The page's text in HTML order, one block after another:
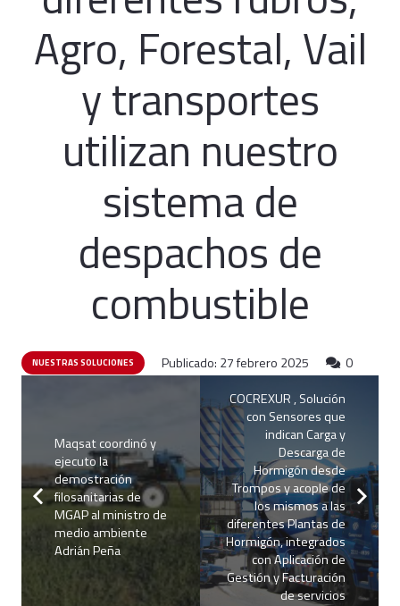
Agro, Forestal, Vail
y transportes
utilizan nuestro
sistema de
despachos de
combustible
NUESTRAS SOLUCIONES Publicado: 27 febrero 2025 0
Maqsat coordinó y
ejecuto la
demostración
filosanitarias de
MGAP al ministro de
medio ambiente
Adrián Peña
COCREXUR , Solución
con Sensores que
indican Carga y
Descarga de
Hormigón desde
Trompos y acople de
los mismos a las
diferentes Plantas de
Hormigón, integrados
con Aplicación de
Gestión y Facturación
de servicios